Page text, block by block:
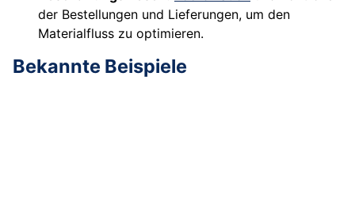
der Bestellungen und Lieferungen, um den
Materialfluss zu optimieren.
Bekannte Beispiele